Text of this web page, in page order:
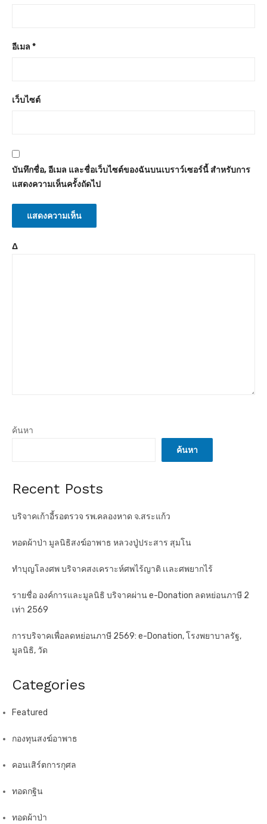
อีเมล *
เว็บไซต์
บันทึกชื่อ, อีเมล และชื่อเว็บไซต์ของฉันบนเบราว์เซอร์นี้ สำหรับการ
แสดงความเห็นครั้งถัดไป
Δ
ค้นหา
ค้นหา
Recent Posts
บริจาคเก้าอี้รอตรวจ รพ.คลองหาด จ.สระแก้ว
ทอดผ้าป่า มูลนิธิสงฆ์อาพาธ หลวงปู่ประสาร สุมโน
ทำบุญโลงศพ บริจาคสงเคราะห์ศพไร้ญาติ เเละศพยากไร้
รายชื่อ องค์การและมูลนิธิ บริจาคผ่าน e-Donation ลดหย่อนภาษี 2
เท่า 2569
การบริจาคเพื่อลดหย่อนภาษี 2569: e-Donation, โรงพยาบาลรัฐ,
มูลนิธิ, วัด
Categories
Featured
กองทุนสงฆ์อาพาธ
คอนเสิร์ตการกุศล
ทอดกฐิน
ทอดผ้าป่า